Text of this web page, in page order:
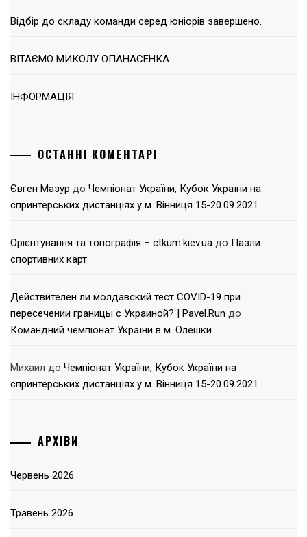
Відбір до складу команди серед юніорів завершено.
ВІТАЄМО МИКОЛУ ОПАНАСЕНКА
ІНФОРМАЦІЯ
ОСТАННІ КОМЕНТАРІ
Євген Мазур до Чемпіонат України, Кубок України на
спринтерських дистанціях у м. Вінниця 15-20.09.2021
Орієнтування та топографія – ctkum.kiev.ua до Пазли
спортивних карт
Действителен ли молдавский тест COVID-19 при
пересечении границы с Украиной? | Pavel.Run до
Командний чемпіонат України в м. Олешки
Михаил до Чемпіонат України, Кубок України на
спринтерських дистанціях у м. Вінниця 15-20.09.2021
АРХІВИ
Червень 2026
Травень 2026